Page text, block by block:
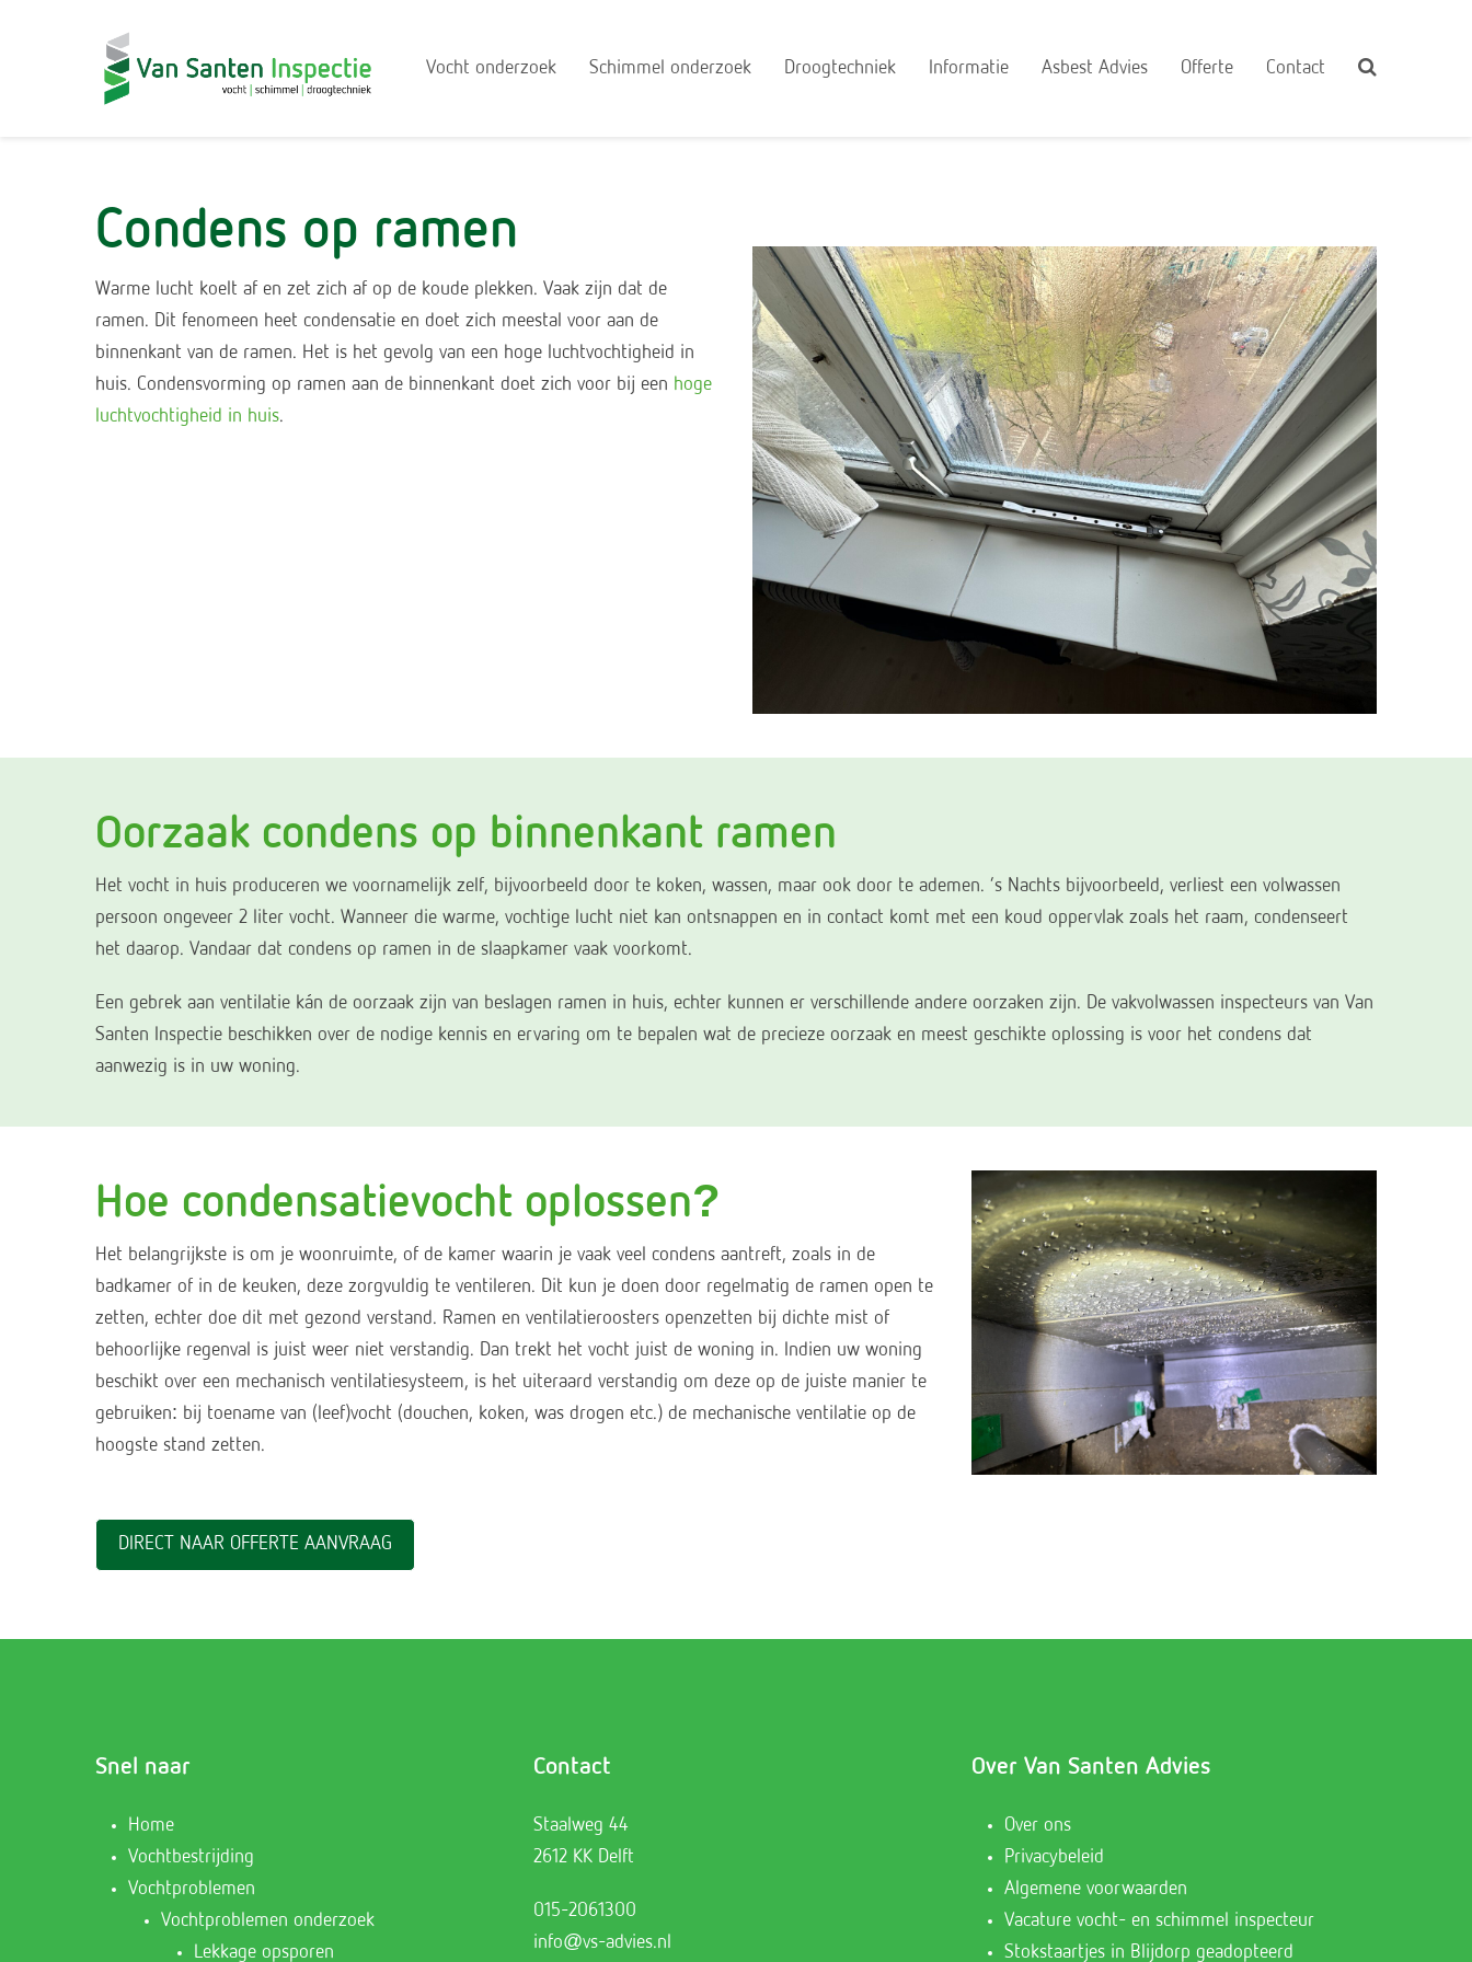
Vocht onderzoek Schimmel onderzoek Droogtechniek Informatie Asbest Advies Offerte Contact
Condens op ramen
Warme lucht koelt af en zet zich af op de koude plekken. Vaak zijn dat de
ramen. Dit fenomeen heet condensatie en doet zich meestal voor aan de
binnenkant van de ramen. Het is het gevolg van een hoge luchtvochtigheid in
huis. Condensvorming op ramen aan de binnenkant doet zich voor bij een hoge
luchtvochtigheid in huis.
Oorzaak condens op binnenkant ramen
Het vocht in huis produceren we voornamelijk zelf, bijvoorbeeld door te koken, wassen, maar ook door te ademen. ’s Nachts bijvoorbeeld, verliest een volwassen
persoon ongeveer 2 liter vocht. Wanneer die warme, vochtige lucht niet kan ontsnappen en in contact komt met een koud oppervlak zoals het raam, condenseert
het daarop. Vandaar dat condens op ramen in de slaapkamer vaak voorkomt.
Een gebrek aan ventilatie kán de oorzaak zijn van beslagen ramen in huis, echter kunnen er verschillende andere oorzaken zijn. De vakvolwassen inspecteurs van Van
Santen Inspectie beschikken over de nodige kennis en ervaring om te bepalen wat de precieze oorzaak en meest geschikte oplossing is voor het condens dat
aanwezig is in uw woning.
Hoe condensatievocht oplossen?
Het belangrijkste is om je woonruimte, of de kamer waarin je vaak veel condens aantreft, zoals in de
badkamer of in de keuken, deze zorgvuldig te ventileren. Dit kun je doen door regelmatig de ramen open te
zetten, echter doe dit met gezond verstand. Ramen en ventilatieroosters openzetten bij dichte mist of
behoorlijke regenval is juist weer niet verstandig. Dan trekt het vocht juist de woning in. Indien uw woning
beschikt over een mechanisch ventilatiesysteem, is het uiteraard verstandig om deze op de juiste manier te
gebruiken: bij toename van (leef)vocht (douchen, koken, was drogen etc.) de mechanische ventilatie op de
hoogste stand zetten.
DIRECT NAAR OFFERTE AANVRAAG
Snel naar
Home
Vochtbestrijding
Vochtproblemen
Vochtproblemen onderzoek
Lekkage opsporen
Contact
Staalweg 44
2612 KK Delft
015-2061300
info@vs-advies.nl
Over Van Santen Advies
Over ons
Privacybeleid
Algemene voorwaarden
Vacature vocht- en schimmel inspecteur
Stokstaartjes in Blijdorp geadopteerd